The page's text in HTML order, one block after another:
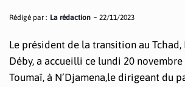
Rédigé par : La rédaction 22/11/2023
Le président de la transition au
Déby, a accueilli ce lundi 20 novembre
Toumaï, à N’Djamena,le dirigeant du